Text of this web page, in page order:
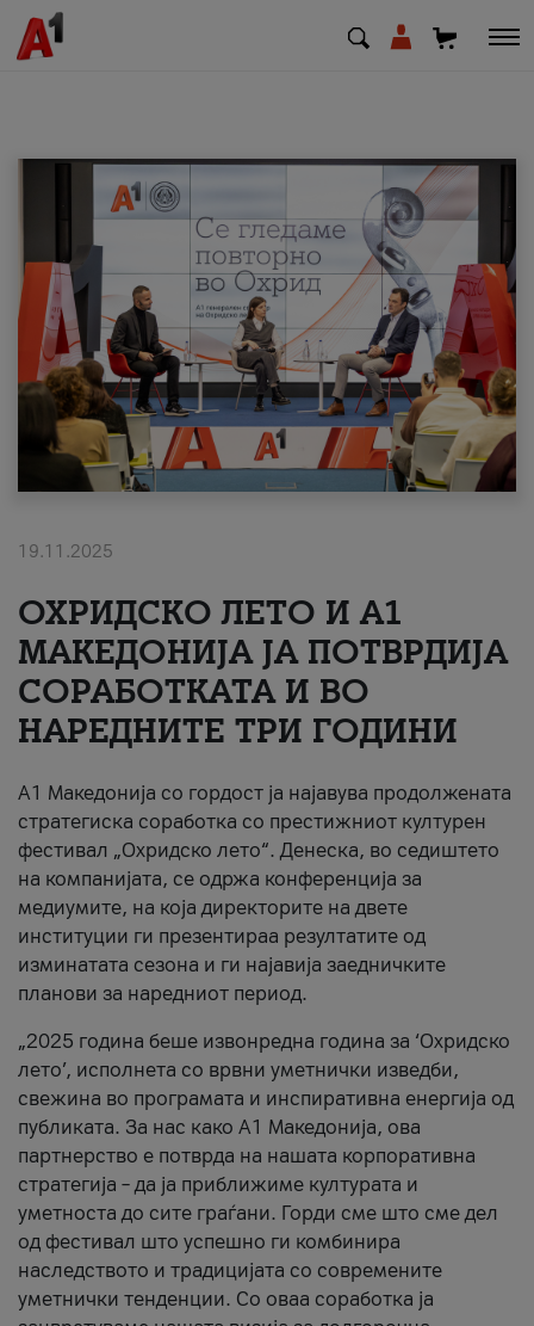
МК SQ
Приватни Деловни
Поддршка
Надополни кредит
#ПодобарОнлајн
19.11.2025
ОХРИДСКО ЛЕТО И A1
МАКЕДОНИЈА ЈА ПОТВРДИЈА
СОРАБОТКАТА И ВО
НАРЕДНИТЕ ТРИ ГОДИНИ
A1 Македонија со гордост ја најавува продолжената
стратегиска соработка со престижниот културен
фестивал „Охридско лето“. Денеска, во седиштето
на компанијата, се одржа конференција за
медиумите, на која директорите на двете
институции ги презентираа резултатите од
изминатата сезона и ги најавија заедничките
планови за наредниот период.
„2025 година беше извонредна година за ‘Охридско
лето’, исполнета со врвни уметнички изведби,
свежина во програмата и инспиративна енергија од
публиката. За нас како A1 Македонија, ова
партнерство е потврда на нашата корпоративна
стратегија – да ја приближиме културата и
уметноста до сите граѓани. Горди сме што сме дел
од фестивал што успешно ги комбинира
наследството и традицијата со современите
уметнички тенденции. Со оваа соработка ја